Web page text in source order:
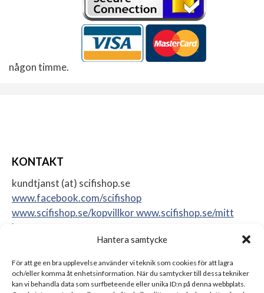
Hantera samtycke
För att ge en bra upplevelse använder vi teknik som cookies för att lagra
och/eller komma åt enhetsinformation. När du samtycker till dessa tekniker
kan vi behandla data som surfbeteende eller unika ID:n på denna webbplats.
någon timme.
KONTAKT
kundtjanst (at) scifishop.se
www.facebook.com/scifishop
www.scifishop.se/kopvillkorwww.scifishop.se/mitt
konto
17562 Järfälla
Sweden